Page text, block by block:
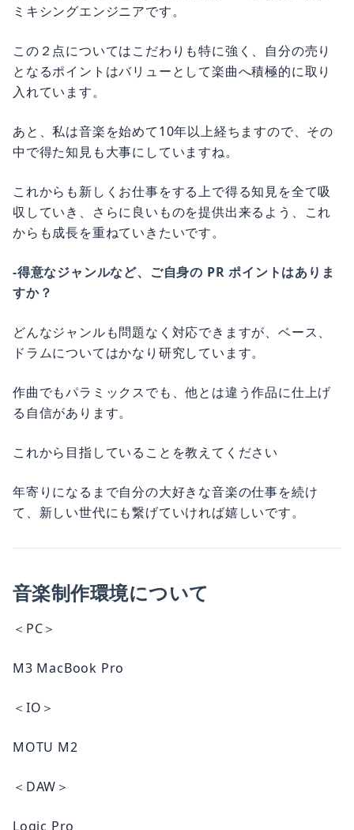
ミキシングエンジニアです。
この２点についてはこだわりも特に強く、自分の売り
となるポイントはバリューとして楽曲へ積極的に取り
入れています。
あと、私は音楽を始めて10年以上経ちますので、その
中で得た知見も大事にしていますね。
これからも新しくお仕事をする上で得る知見を全て吸
収していき、さらに良いものを提供出来るよう、これ
からも成長を重ねていきたいです。
-得意なジャンルなど、ご自身の PR ポイントはありま
すか？
どんなジャンルも問題なく対応できますが、ベース、
ドラムについてはかなり研究しています。
作曲でもパラミックスでも、他とは違う作品に仕上げ
る自信があります。
これから目指していることを教えてください
年寄りになるまで自分の大好きな音楽の仕事を続け
て、新しい世代にも繋げていければ嬉しいです。
音楽制作環境について
＜PC＞
M3 MacBook Pro
＜IO＞
MOTU M2
＜DAW＞
Logic Pro